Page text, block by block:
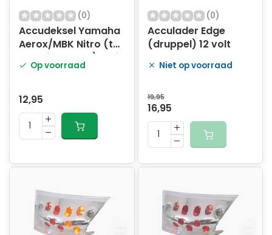
(0)
Accudeksel Yamaha
Aerox/MBK Nitro (tot
bouwjaar 2014) - wit
Op voorraad
12,95
(0)
Acculader Edge
(druppel) 12 volt
Niet op voorraad
19,95
16,95